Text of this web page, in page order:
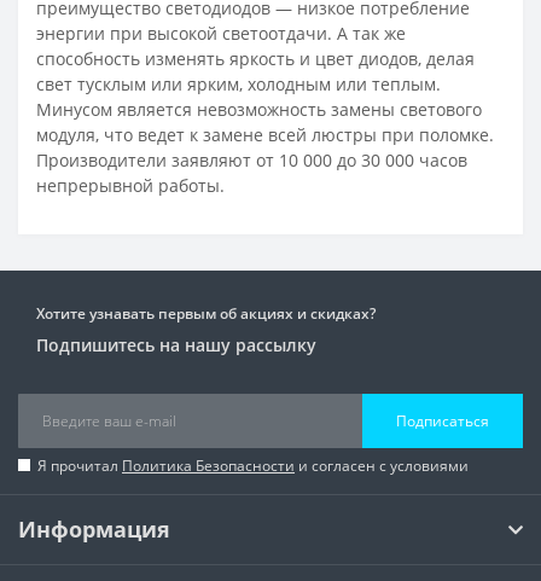
преимущество светодиодов — низкое потребление
энергии при высокой светоотдачи. А так же
способность изменять яркость и цвет диодов, делая
свет тусклым или ярким, холодным или теплым.
Минусом является невозможность замены светового
модуля, что ведет к замене всей люстры при поломке.
Производители заявляют от 10 000 до 30 000 часов
непрерывной работы.
Хотите узнавать первым об акциях и скидках?
Подпишитесь на нашу рассылку
Подписаться
Я прочитал Политика Безопасности и согласен с условиями
Информация